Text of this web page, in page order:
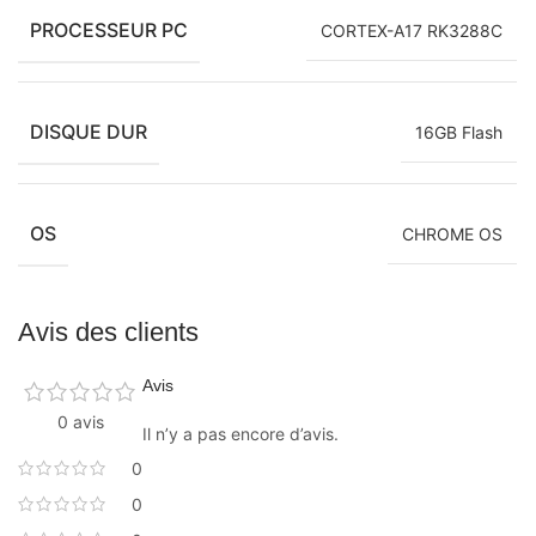
PROCESSEUR PC CORTEX-A17 RK3288C
DISQUE DUR 16GB Flash
OS CHROME OS
Avis des clients
0 avis
0
0
Avis
Il n’y a pas encore d’avis.